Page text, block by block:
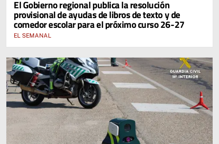
ELECTRÓNICA DE LA JUNTA DE COMUNIDADES Y EN EL PORTAL DE
EDUCACIÓN DE CASTILLA-LA MANCHA
El Gobierno regional publica la resolución
provisional de ayudas de libros de texto y de
comedor escolar para el próximo curso 26-27
EL SEMANAL